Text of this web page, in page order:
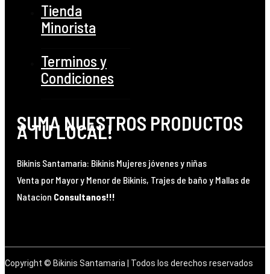
Tienda
Minorista
Terminos y
Condiciones
SUMA NUESTROS PRODUCTOS
A TU LOCAL!
Bikinis Santamaria: Bikinis Mujeres jóvenes y niñas
Venta por Mayor y Menor de Bikinis, Trajes de baño y Mallas de
Natacion Consultanos!!!
Copyright © Bikinis Santamaria | Todos los derechos reservados